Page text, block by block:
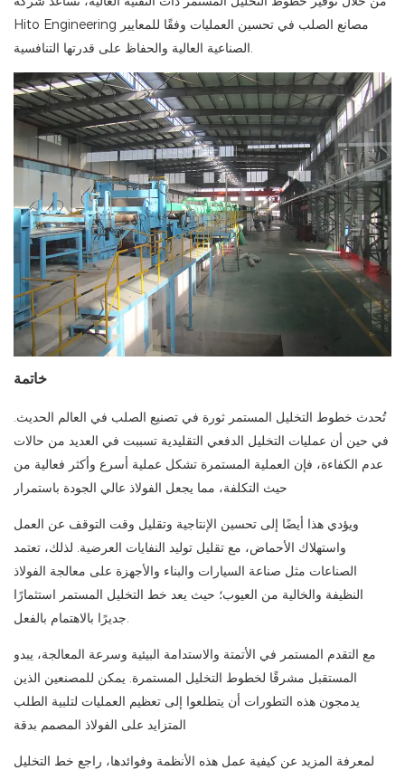
Hito Engineering مصانع الصلب في تحسين العمليات وفقًا للمعايير
الصناعية العالية والحفاظ على قدرتها التنافسية.
خاتمة
تُحدث خطوط التخليل المستمر ثورة في تصنيع الصلب في العالم الحديث.
في حين أن عمليات التخليل الدفعي التقليدية تسببت في العديد من حالات
عدم الكفاءة، فإن العملية المستمرة تشكل عملية أسرع وأكثر فعالية من
ويؤدي هذا أيضًا إلى تحسين الإنتاجية وتقليل وقت التوقف عن العمل
واستهلاك الأحماض، مع تقليل توليد النفايات العرضية. لذلك، تعتمد
الصناعات مثل صناعة السيارات والبناء والأجهزة على معالجة الفولاذ
النظيفة والخالية من العيوب؛ حيث يعد خط التخليل المستمر استثمارًا
جديرًا بالاهتمام بالفعل.
مع التقدم المستمر في الأتمتة والاستدامة البيئية وسرعة المعالجة، يبدو
المستقبل مشرقًا لخطوط التخليل المستمرة. يمكن للمصنعين الذين
يدمجون هذه التطورات أن يتطلعوا إلى تعظيم العمليات لتلبية الطلب
لمعرفة المزيد عن كيفية عمل هذه الأنظمة وفوائدها، راجع خط التخليل